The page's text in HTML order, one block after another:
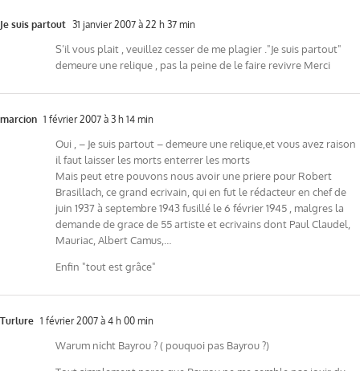
Je suis partout 31 janvier 2007 à 22 h 37 min
S’il vous plait , veuillez cesser de me plagier ."Je suis partout"
demeure une relique , pas la peine de le faire revivre Merci
marcion 1 février 2007 à 3 h 14 min
Oui , – Je suis partout – demeure une relique,et vous avez raison
il faut laisser les morts enterrer les morts
Mais peut etre pouvons nous avoir une priere pour Robert
Brasillach, ce grand ecrivain, qui en fut le rédacteur en chef de
juin 1937 à septembre 1943 fusillé le 6 février 1945 , malgres la
demande de grace de 55 artiste et ecrivains dont Paul Claudel,
Mauriac, Albert Camus,…
Enfin "tout est grâce"
Turlure 1 février 2007 à 4 h 00 min
Warum nicht Bayrou ? ( pouquoi pas Bayrou ?)